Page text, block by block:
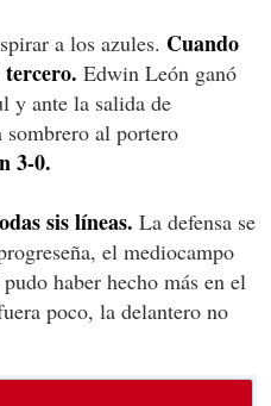
a los azules. Cuando
Edwin León ganó
y ante la salida de
al portero
3-0.
sis líneas. La defensa se
el mediocampo
haber hecho más en el
poco, la delantero no